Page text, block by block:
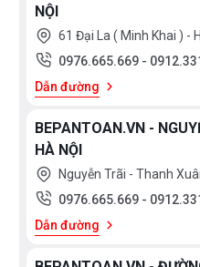
NỘI
61 Đại La ( Minh Khai ) -
0976.665.669 -
Dẫn đường
BEPANTOAN.VN -
HÀ NỘI
Nguyễn Trãi - Thanh
0976.665.669 -
Dẫn đường